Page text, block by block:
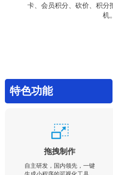
卡、会员积分、砍价、积分
机。
特色功能
拖拽制作
自主研发，国内领先，一键